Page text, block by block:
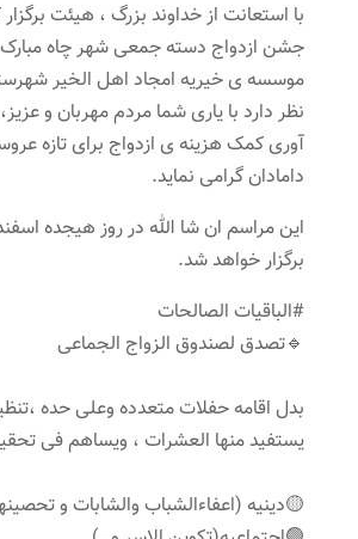
با استعانت از خداوند بزرگ ، هیئت
جشن ازدواج دسته جمعی شهر چاه
موسسه ی خیریه امجاد اهل الخیر
نظر دارد با یاری شما مردم مهربان و
آوری کمک هزینه ی ازدواج برای تازه
دامادان گرامی نماید.
این مراسم ان شا الله در روز هیجده
برگزار خواهد شد.
#الباقیات الصالحات
🔹تصدق لصندوق الزواج الجماعی
بدل اقامه حفلات متعدده وعلی حده
یستفید منها العشرات ، ویساهم فی
🟡دینیه (اعفاءالشباب والشابات و